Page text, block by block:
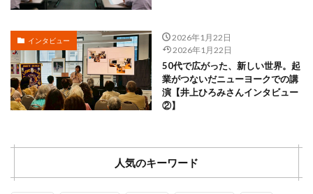
インタビュー
2026年1月22日
2026年1月22日
50代で広がった、新しい世界。起
業がつないだニューヨークでの講
演【井上ひろみさんインタビュー
②】
人気のキーワード